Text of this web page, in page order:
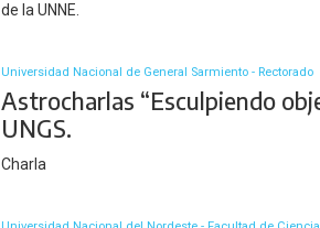
de la UNNE.
Universidad Nacional de General Sarmiento - Rectorado
Astrocharlas “Esculpiendo
UNGS.
Charla